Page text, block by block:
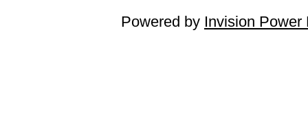
Powered by Invision Power